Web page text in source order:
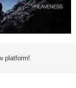
platform!